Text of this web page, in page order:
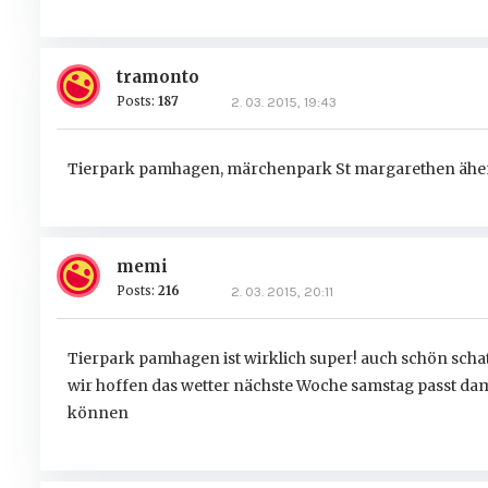
tramonto
Posts: 187 2. 03. 2015, 19:43
Tierpark pamhagen, märchenpark St margarethen
memi
Posts: 216 2. 03. 2015, 20:11
Tierpark pamhagen ist wirklich super! auch schön
wir hoffen das wetter nächste Woche samstag passt
können